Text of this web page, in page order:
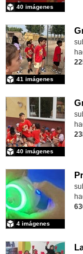
40 imágenes
41 imágenes
40 imágenes
4 imágenes